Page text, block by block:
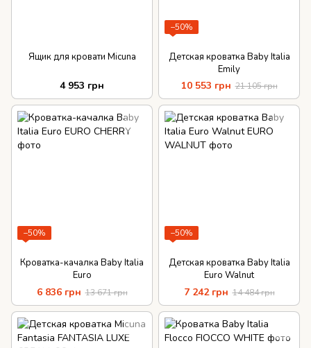
Ящик для кровати Micuna
4 953 грн
−50%
Детская кроватка Baby Italia
Emily
10 553 грн 21 105 грн
−50%
Кроватка-качалка Baby Italia
Euro
6 836 грн 13 671 грн
−50%
Детская кроватка Baby Italia
Euro Walnut
7 242 грн 14 484 грн